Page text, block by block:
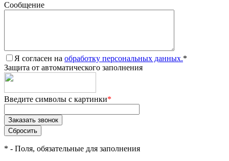
Сообщение
Я согласен на обработку персональных данных.*
Защита от автоматического заполнения
Введите символы с картинки*
* - Поля, обязательные для заполнения